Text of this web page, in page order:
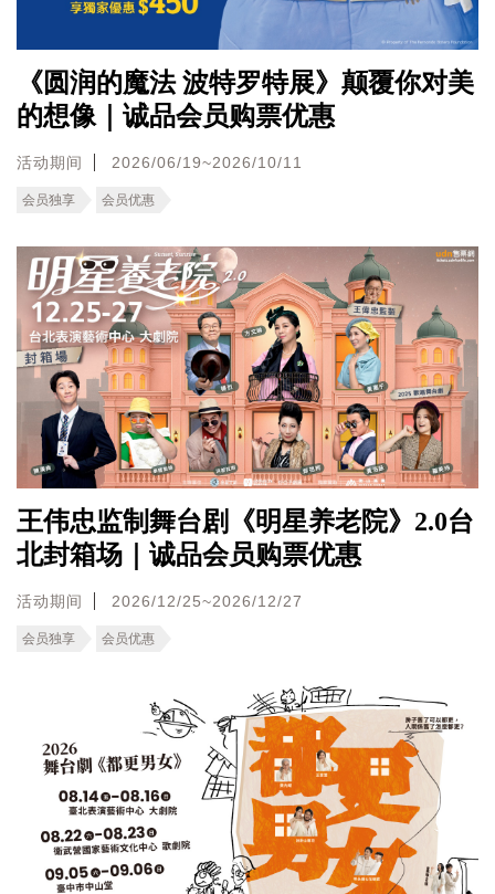
《圆润的魔法 波特罗特展》颠覆你对美
的想像｜诚品会员购票优惠
活动期间 2026/06/19~2026/10/11
会员独享 会员优惠
王伟忠监制舞台剧《明星养老院》2.0台
北封箱场｜诚品会员购票优惠
活动期间 2026/12/25~2026/12/27
会员独享 会员优惠